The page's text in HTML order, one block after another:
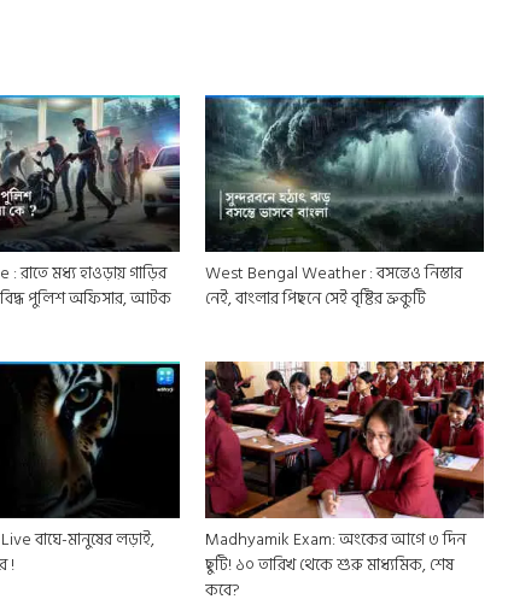
রাতে মধ্য হাওড়ায় গাড়ির
পুলিশ অফিসার, আটক
West Bengal Weather : বসন্তেও নিস্তার
নেই, বাংলার পিছনে সেই বৃষ্টির ভ্রুকুটি
বাঘে-মানুষের লড়াই,
!
Madhyamik Exam: অংকের আগে ৩ দিন
ছুটি! ১০ তারিখ থেকে শুরু মাধ্যমিক, শেষ
কবে?